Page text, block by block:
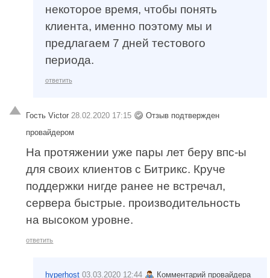
некоторое время, чтобы понять
клиента, именно поэтому мы и
предлагаем 7 дней тестового
периода.
ответить
Гость Victor 28.02.2020 17:15
Отзыв подтвержден
провайдером
На протяжении уже пары лет беру впс-ы
для своих клиентов с Битрикс. Круче
поддержки нигде ранее не встречал,
сервера быстрые. производительность
на высоком уровне.
ответить
hyperhost 03.03.2020 12:44 Комментарий провайдера